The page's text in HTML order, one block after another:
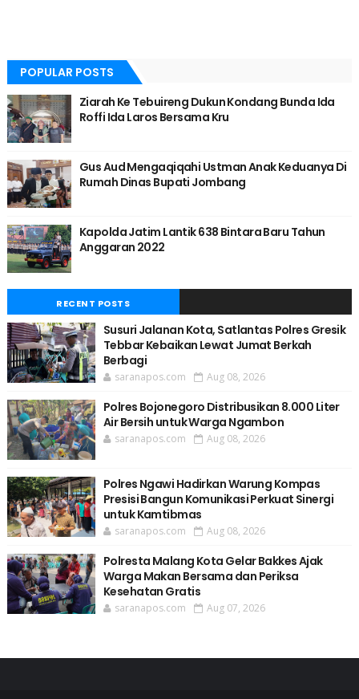
POPULAR POSTS
Ziarah Ke Tebuireng Dukun Kondang Bunda Ida
Roffi Ida Laros Bersama Kru
Gus Aud Mengaqiqahi Ustman Anak Keduanya Di
Rumah Dinas Bupati Jombang
Kapolda Jatim Lantik 638 Bintara Baru Tahun
Anggaran 2022
RECENT POSTS
Susuri Jalanan Kota, Satlantas Polres Gresik
Tebbar Kebaikan Lewat Jumat Berkah
Berbagi
saranapos.com Aug 08, 2026
Polres Bojonegoro Distribusikan 8.000 Liter
Air Bersih untuk Warga Ngambon
saranapos.com Aug 08, 2026
Polres Ngawi Hadirkan Warung Kompas
Presisi Bangun Komunikasi Perkuat Sinergi
untuk Kamtibmas
saranapos.com Aug 08, 2026
Polresta Malang Kota Gelar Bakkes Ajak
Warga Makan Bersama dan Periksa
Kesehatan Gratis
saranapos.com Aug 07, 2026